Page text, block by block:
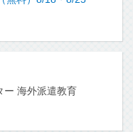
ー 海外派遣教育